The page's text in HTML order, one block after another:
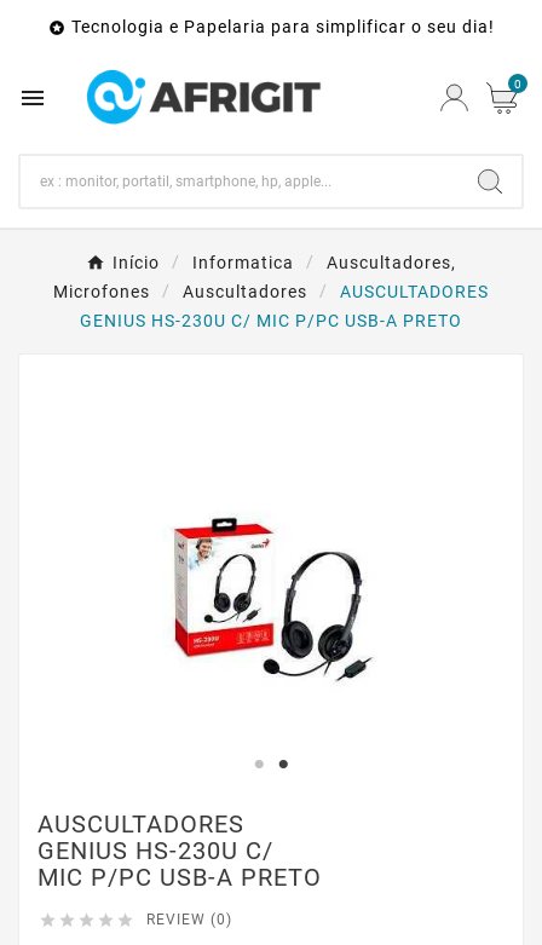
 Tecnologia e Papelaria para simplificar o seu dia!
 0
Início Informatica
Auscultadores,
Microfones
Auscultadores
AUSCULTADORES
GENIUS HS-230U C/ MIC P/PC USB-A PRETO
AUSCULTADORES
GENIUS HS-230U C/
MIC P/PC USB-A PRETO
     REVIEW (0)